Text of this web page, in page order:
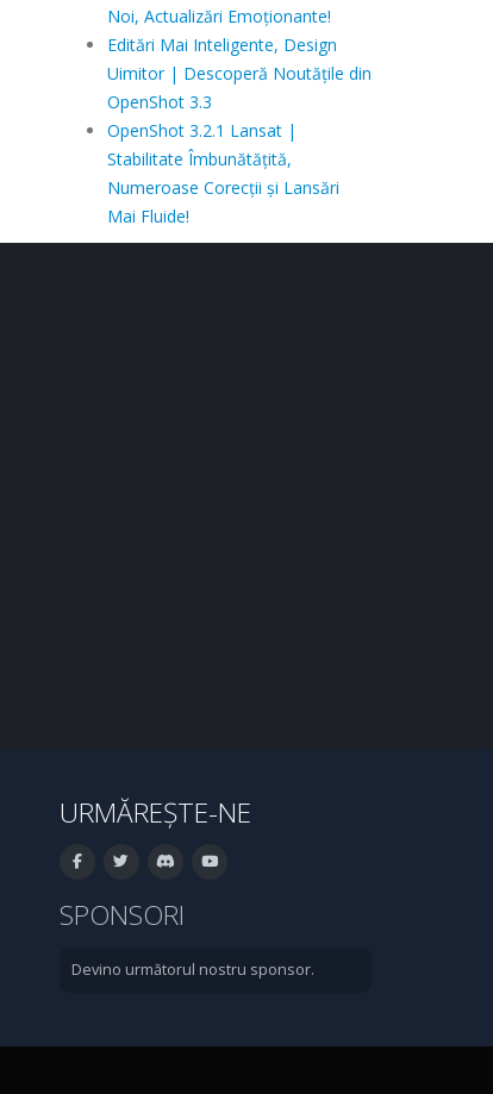
Noi, Actualizări Emoționante!
Editări Mai Inteligente, Design
Uimitor | Descoperă Noutățile din
OpenShot 3.3
OpenShot 3.2.1 Lansat |
Stabilitate Îmbunătățită,
Numeroase Corecții și Lansări
Mai Fluide!
URMĂREȘTE-NE
SPONSORI
Devino următorul nostru sponsor.